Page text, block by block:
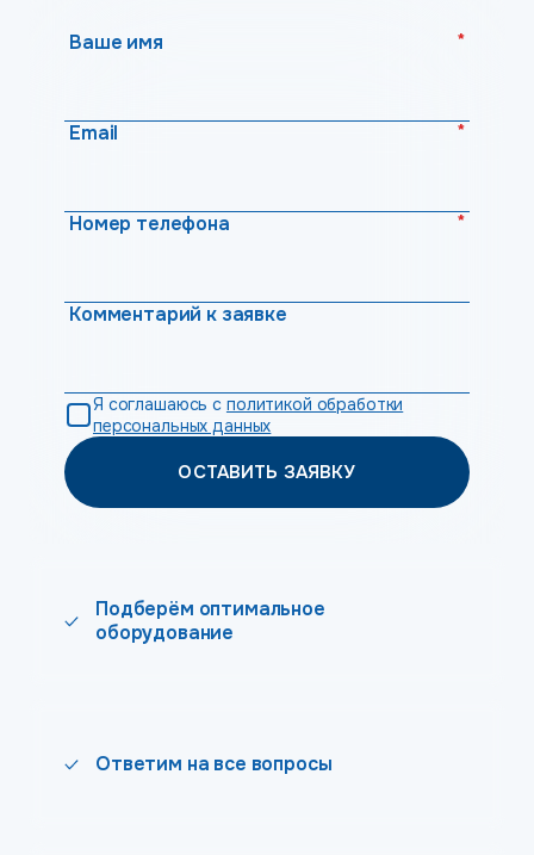
Ваше имя *
Email *
Номер телефона *
Комментарий к заявке
Я соглашаюсь с политикой обработки
персональных данных
ОСТАВИТЬ ЗАЯВКУ
Подберём оптимальное
оборудование
Ответим на все вопросы